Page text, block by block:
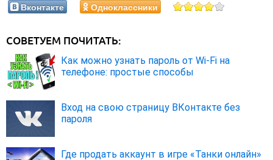
Вконтакте Одноклассники
СОВЕТУЕМ ПОЧИТАТЬ:
Как можно узнать пароль от Wi-Fi на
телефоне: простые способы
Вход на свою страницу ВКонтакте без
пароля
Где продать аккаунт в игре «Танки онлайн»